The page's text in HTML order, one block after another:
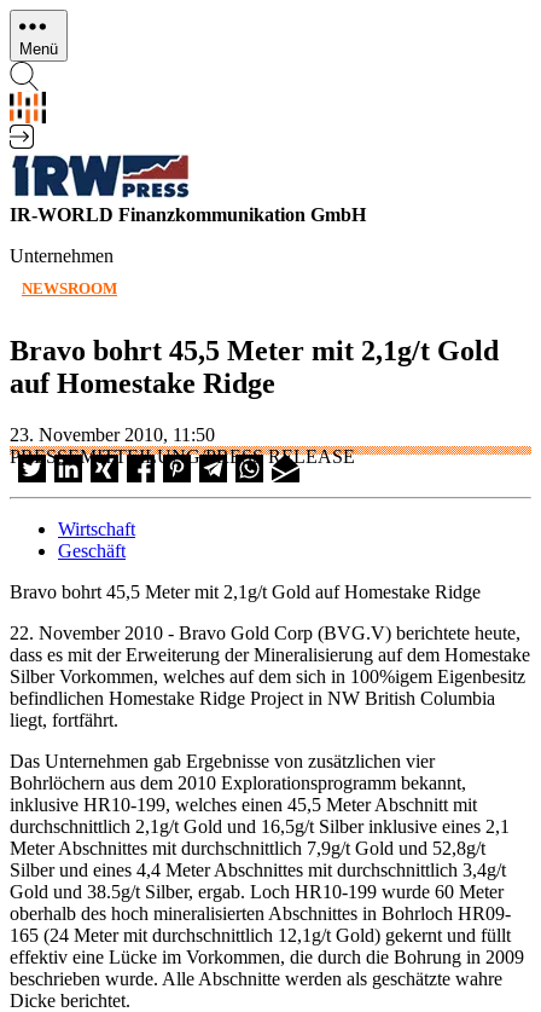
Direkt
zum
Inhalt
Menü
IR-WORLD Finanzkommunikation GmbH
Unternehmen
NEWSROOM
Bravo bohrt 45,5 Meter mit 2,1g/t Gold
auf Homestake Ridge
23. November 2010, 11:50
PRESSEMITTEILUNG/PRESS RELEASE
Wirtschaft
Geschäft
Bravo bohrt 45,5 Meter mit 2,1g/t Gold auf Homestake Ridge
22. November 2010 - Bravo Gold Corp (BVG.V) berichtete heute,
dass es mit der Erweiterung der Mineralisierung auf dem Homestake
Silber Vorkommen, welches auf dem sich in 100%igem Eigenbesitz
befindlichen Homestake Ridge Project in NW British Columbia
liegt, fortfährt.
Das Unternehmen gab Ergebnisse von zusätzlichen vier
Bohrlöchern aus dem 2010 Explorationsprogramm bekannt,
inklusive HR10-199, welches einen 45,5 Meter Abschnitt mit
durchschnittlich 2,1g/t Gold und 16,5g/t Silber inklusive eines 2,1
Meter Abschnittes mit durchschnittlich 7,9g/t Gold und 52,8g/t
Silber und eines 4,4 Meter Abschnittes mit durchschnittlich 3,4g/t
Gold und 38.5g/t Silber, ergab. Loch HR10-199 wurde 60 Meter
oberhalb des hoch mineralisierten Abschnittes in Bohrloch HR09-
165 (24 Meter mit durchschnittlich 12,1g/t Gold) gekernt und füllt
effektiv eine Lücke im Vorkommen, die durch die Bohrung in 2009
beschrieben wurde. Alle Abschnitte werden als geschätzte wahre
Dicke berichtet.